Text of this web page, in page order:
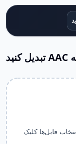
فایل‌ها کلیک